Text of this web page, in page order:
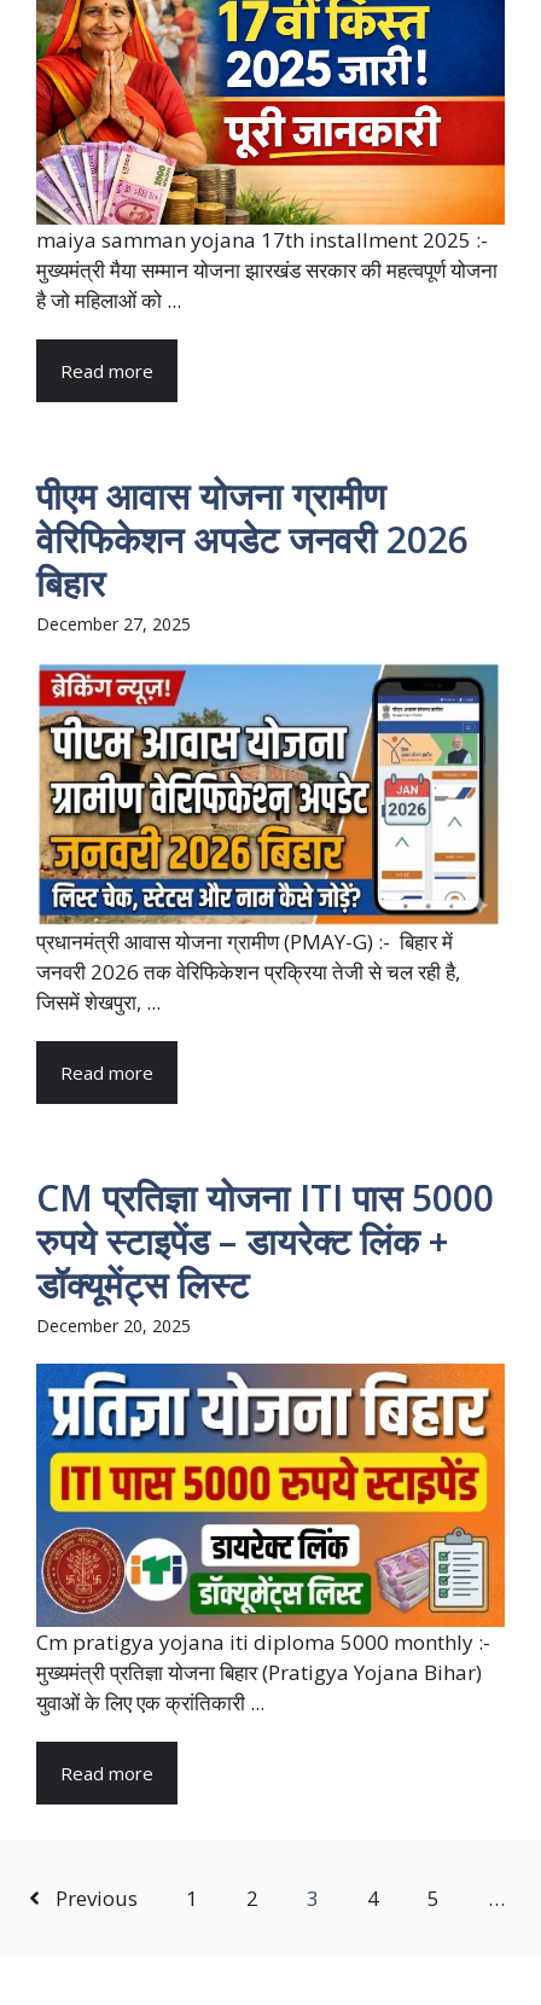
maiya samman yojana 17th installment 2025 :-
मुख्यमंत्री मैया सम्मान योजना झारखंड सरकार की महत्वपूर्ण योजना
है जो महिलाओं को ...
Read more
पीएम आवास योजना ग्रामीण
वेरिफिकेशन अपडेट जनवरी 2026
बिहार
December 27, 2025
​प्रधानमंत्री आवास योजना ग्रामीण (PMAY-G) :- बिहार में
जनवरी 2026 तक वेरिफिकेशन प्रक्रिया तेजी से चल रही है,
जिसमें शेखपुरा, ...
Read more
CM प्रतिज्ञा योजना ITI पास 5000
रुपये स्टाइपेंड – डायरेक्ट लिंक +
डॉक्यूमेंट्स लिस्ट
December 20, 2025
​Cm pratigya yojana iti diploma 5000 monthly :-
मुख्यमंत्री प्रतिज्ञा योजना बिहार (Pratigya Yojana Bihar)
युवाओं के लिए एक क्रांतिकारी ...
Read more
Previous 1 2 3 4 5 …